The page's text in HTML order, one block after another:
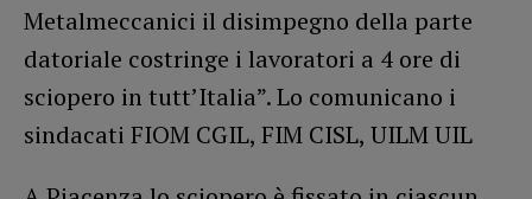
Metalmeccanici il disimpegno della parte
datoriale costringe i lavoratori a 4 ore di
sciopero in tutt’Italia”. Lo comunicano i
sindacati FIOM CGIL, FIM CISL, UILM UIL